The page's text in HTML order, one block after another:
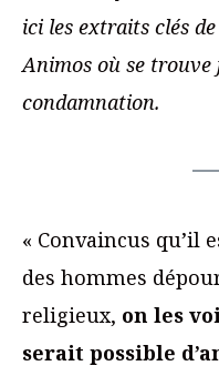
ici les extraits clés
Animos où se
condamnation.
« Convaincus qu’il
des hommes
religieux, on les
serait possible